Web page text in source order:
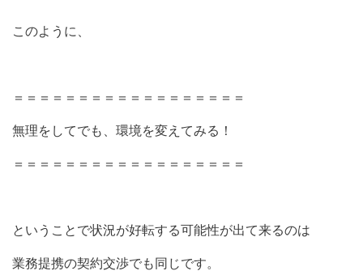
このように、
＝＝＝＝＝＝＝＝＝＝＝＝＝＝＝＝＝＝
無理をしてでも、環境を変えてみる！
＝＝＝＝＝＝＝＝＝＝＝＝＝＝＝＝＝＝
ということで状況が好転する可能性が出て来るのは
業務提携の契約交渉でも同じです。